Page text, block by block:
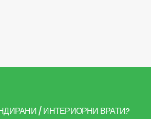
/ ИНТЕРИОРНИ ВРАТИ?